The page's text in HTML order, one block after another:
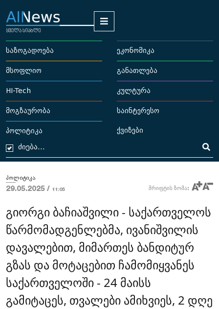
საზოგადოება ეკონომიკა
მსოფლიო განათლება
HI-Tech კულტურა
მოგზაურობა საინტერესო
პოლიტიკა ქვიზები
პოლიტიკა
29.05.2025 / 11:05 შრიფტის ზომა:
გიორგი ბაჩიაშვილი - საქართველოს
წარმომადგენლებმა, ივანიშვილის
დავალებით, მიმართეს ბანდიტურ
გზას და მოტაცებით ჩამომიყვანეს
საქართველოში - 24 მაისს
გამიტაცეს, თვალები ამიხვიეს, 2 დღე